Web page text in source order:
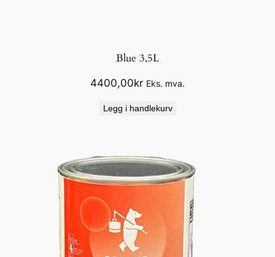
Blue 3,5L
4400,00kr Eks. mva.
Legg i handlekurv